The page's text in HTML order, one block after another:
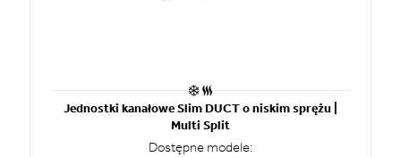
Jednostki kanałowe Slim DUCT o niskim sprężu |
Multi Split
Dostępne modele: